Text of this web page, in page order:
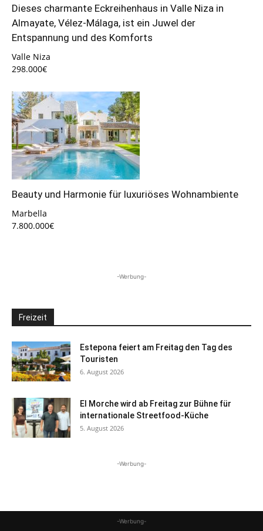
Dieses charmante Eckreihenhaus in Valle Niza in
Almayate, Vélez-Málaga, ist ein Juwel der
Entspannung und des Komforts
Valle Niza
298.000€
Beauty und Harmonie für luxuriöses Wohnambiente
Marbella
7.800.000€
-Werbung-
Freizeit
Estepona feiert am Freitag den Tag des
Touristen
6. August 2026
El Morche wird ab Freitag zur Bühne für
internationale Streetfood-Küche
5. August 2026
-Werbung-
-Werbung-